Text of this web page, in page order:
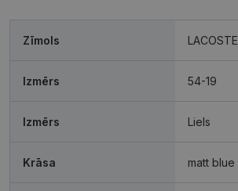
Zīmols LACOSTE
Izmērs 54-19
Izmērs Liels
Krāsa matt blue